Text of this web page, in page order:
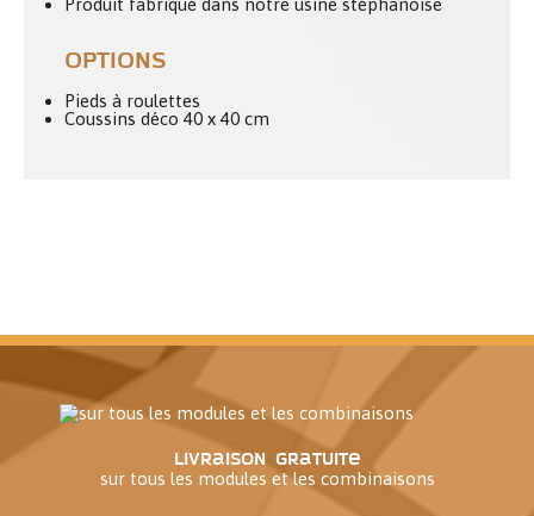
Produit fabriqué dans notre usine stéphanoise
OPTIONS
Pieds à roulettes
Coussins déco 40 x 40 cm
Livraison gratuite
sur tous les modules et les combinaisons